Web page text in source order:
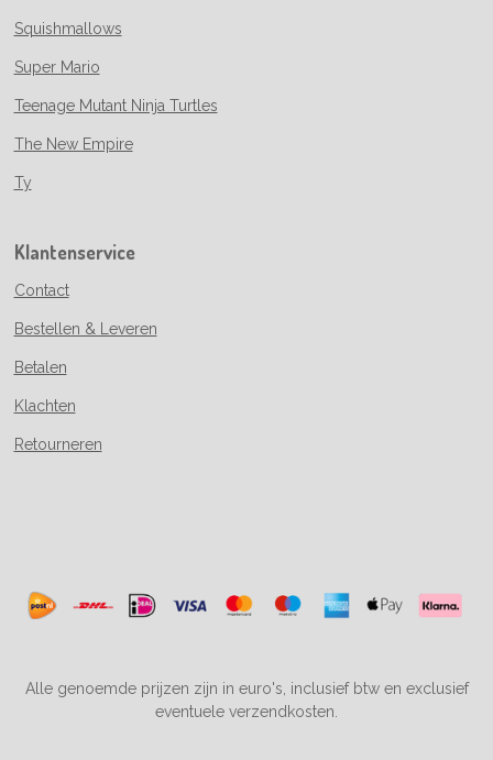
Squishmallows
Super Mario
Teenage Mutant Ninja Turtles
The New Empire
Ty
Klantenservice
Contact
Bestellen & Leveren
Betalen
Klachten
Retourneren
Alle genoemde prijzen zijn in euro's, inclusief btw en exclusief
eventuele verzendkosten.